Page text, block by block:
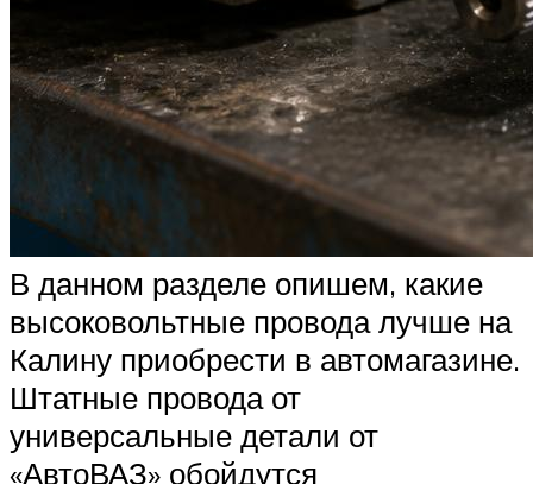
В данном разделе опишем, какие
высоковольтные провода лучше на
Калину приобрести в автомагазине.
Штатные провода от
универсальные детали от
«АвтоВАЗ» обойдутся